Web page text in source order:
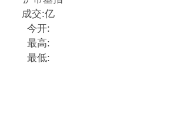
成交:亿
今开:
最高:
最低: